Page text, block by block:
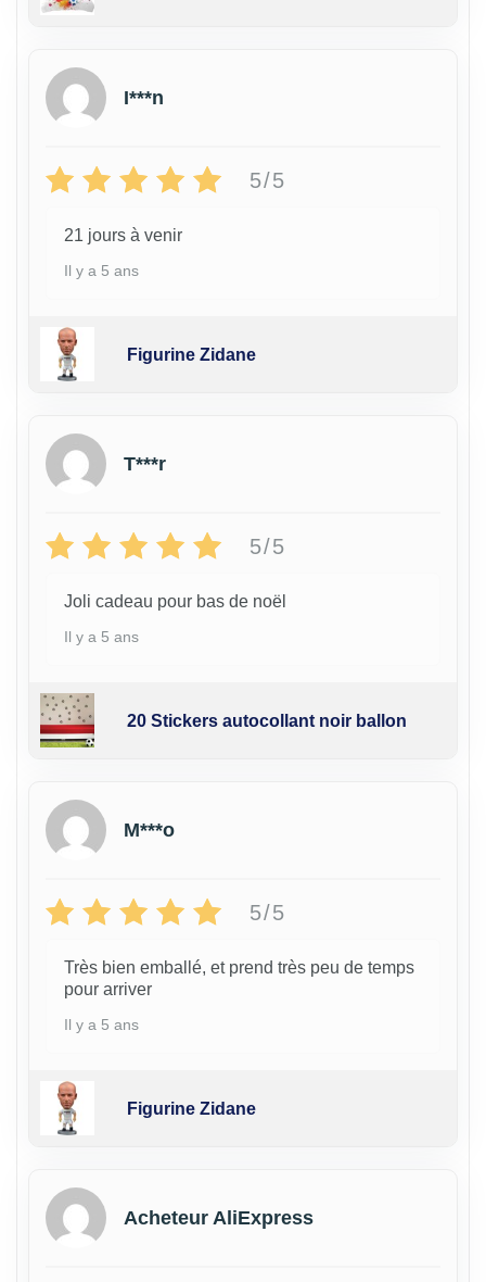
I***n
5/5
21 jours à venir
Il y a 5 ans
Figurine Zidane
T***r
5/5
Joli cadeau pour bas de noël
Il y a 5 ans
20 Stickers autocollant noir ballon
M***o
5/5
Très bien emballé, et prend très peu de temps
pour arriver
Il y a 5 ans
Figurine Zidane
Acheteur AliExpress